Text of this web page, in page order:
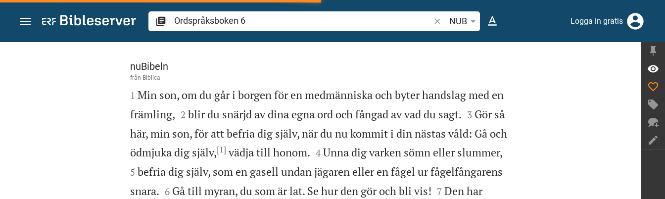
Hoppa till innehåll
Sök bibelvers eller ord
NUB Logga in gratis
Ordspråksboken 6
nuBibeln
från Biblica

1 Min son, om du går i borgen för en medmänniska och byter handslag med en
främling,
2 blir du snärjd av dina egna ord och fångad av vad du sagt.
3 Gör så
här, min son, för att befria dig själv, när du nu kommit i din nästas våld: Gå och
ödmjuka dig själv,[1] vädja till honom.
4 Unna dig varken sömn eller slummer,
5 befria dig själv, som en gasell undan jägaren eller en fågel ur fågelfångarens
snara.
6 Gå till myran, du som är lat. Se hur den gör och bli vis!
7 Den har